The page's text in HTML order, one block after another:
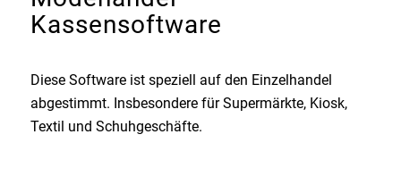
Kassensoftware
Diese Software ist speziell auf den Einzelhandel
abgestimmt. Insbesondere für Supermärkte, Kiosk,
Textil und Schuhgeschäfte.